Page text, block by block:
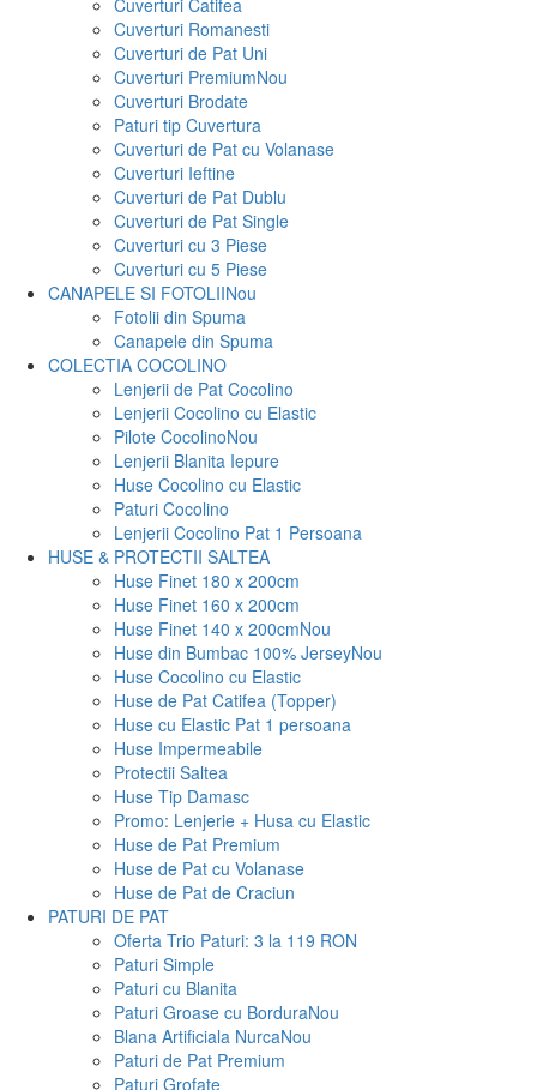
Cuverturi Catifea
Cuverturi Romanesti
Cuverturi de Pat Uni
Cuverturi PremiumNou
Cuverturi Brodate
Paturi tip Cuvertura
Cuverturi de Pat cu Volanase
Cuverturi Ieftine
Cuverturi de Pat Dublu
Cuverturi de Pat Single
Cuverturi cu 3 Piese
Cuverturi cu 5 Piese
CANAPELE SI FOTOLIINou
Fotolii din Spuma
Canapele din Spuma
COLECTIA COCOLINO
Lenjerii de Pat Cocolino
Lenjerii Cocolino cu Elastic
Pilote CocolinoNou
Lenjerii Blanita Iepure
Huse Cocolino cu Elastic
Paturi Cocolino
Lenjerii Cocolino Pat 1 Persoana
HUSE & PROTECTII SALTEA
Huse Finet 180 x 200cm
Huse Finet 160 x 200cm
Huse Finet 140 x 200cmNou
Huse din Bumbac 100% JerseyNou
Huse Cocolino cu Elastic
Huse de Pat Catifea (Topper)
Huse cu Elastic Pat 1 persoana
Huse Impermeabile
Protectii Saltea
Huse Tip Damasc
Promo: Lenjerie + Husa cu Elastic
Huse de Pat Premium
Huse de Pat cu Volanase
Huse de Pat de Craciun
PATURI DE PAT
Oferta Trio Paturi: 3 la 119 RON
Paturi Simple
Paturi cu Blanita
Paturi Groase cu BorduraNou
Blana Artificiala NurcaNou
Paturi de Pat Premium
Paturi Grofate